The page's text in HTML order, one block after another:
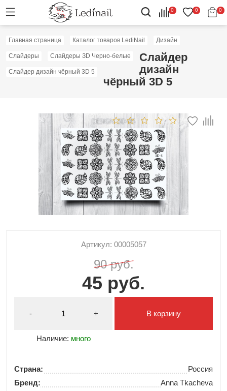
0 0 0
Главная страница Каталог товаров LediNail Дизайн
Слайдеры Слайдеры ЗD Черно-белые
Слайдер дизайн чёрный 3D 5
Слайдер
дизайн
чёрный 3D 5
Скидка: 50%
Артикул: 00005057
90 руб.
45 руб.
- +
Наличие: много
В корзину
Страна:
Россия
Бренд:
Anna Tkacheva